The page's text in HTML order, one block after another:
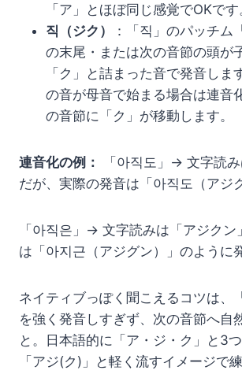
「ア」とほぼ同じ感覚でOKです
직（ジク）
：「직」のパッチム
の末尾・または次の音節の頭が
「ク」と詰まった音で発音しま
の音が母音で始まる場合は連音
の音節に「ク」が移動します。
連音化の例：
「아직도」→ 文字読み
だが、実際の発音は「아직도（アジ
「아직은」→ 文字読みは「アジクン
は「아지근（アジグン）」のように
ネイティブっぽく聞こえるコツは、
を強く発音しすぎず、次の音節へ自
と。日本語的に「ア・ジ・ク」と3つ
「アジ(ク)」と軽く流すイメージで